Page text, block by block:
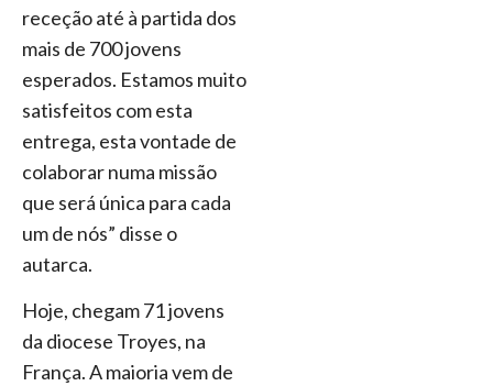
receção até à partida dos
mais de 700 jovens
esperados. Estamos muito
satisfeitos com esta
entrega, esta vontade de
colaborar numa missão
que será única para cada
um de nós” disse o
autarca.
Hoje, chegam 71 jovens
da diocese Troyes, na
França. A maioria vem de